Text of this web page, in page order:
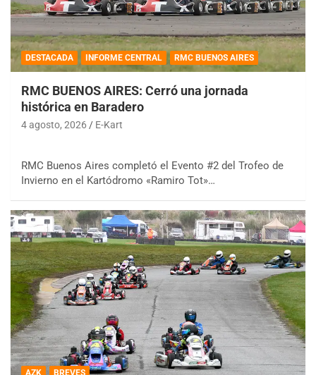
DESTACADA INFORME CENTRAL RMC BUENOS AIRES
RMC BUENOS AIRES: Cerró una jornada
histórica en Baradero
4 agosto, 2026 E-Kart
RMC Buenos Aires completó el Evento #2 del Trofeo de
Invierno en el Kartódromo «Ramiro Tot»…
AZK BREVES